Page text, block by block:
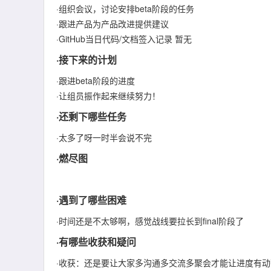
·组织会议，讨论安排beta阶段的任务
·跟进产品为产品改进提供建议
·GitHub当日代码/文档签入记录 暂无
·接下来的计划
·跟进beta阶段的进度
·让组员振作起来继续努力！
·还剩下哪些任务
·太多了呀一时半会说不完
·燃尽图
·遇到了哪些困难
·时间还是不太够啊，感觉战线要拉长到final阶段了
·有哪些收获和疑问
·收获：还是要让大家多沟通多交流多聚会才能让进度有